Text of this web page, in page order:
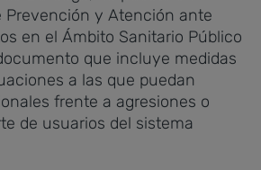
Prevención y Atención ante
en el Ámbito Sanitario Público
que incluye medidas
a las que puedan
frente a agresiones o
de usuarios del sistema